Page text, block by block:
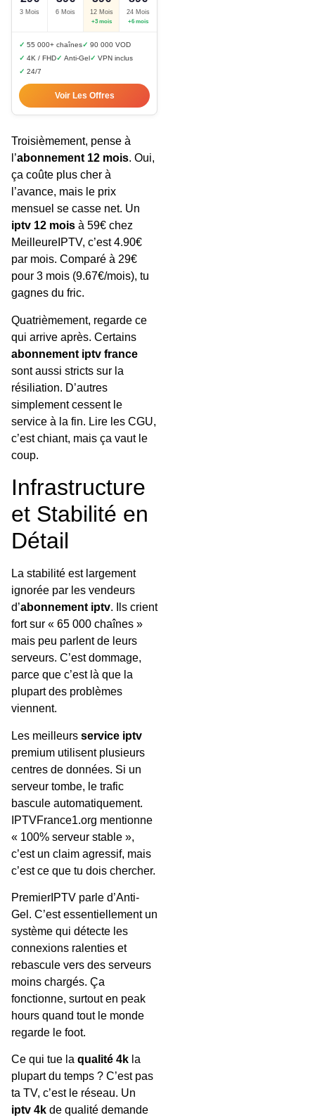
3 Mois 6 Mois 12 Mois
+3 mois
24 Mois
+6 mois
55 000+ chaînes
90 000 VOD
4K / FHD
Anti-Gel
VPN inclus
24/7
Voir Les Offres
Troisièmement, pense à
l’abonnement 12 mois. Oui,
ça coûte plus cher à
l’avance, mais le prix
mensuel se casse net. Un
iptv 12 mois à 59€ chez
MeilleureIPTV, c’est 4.90€
par mois. Comparé à 29€
pour 3 mois (9.67€/mois), tu
gagnes du fric.
Quatrièmement, regarde ce
qui arrive après. Certains
abonnement iptv france
sont aussi stricts sur la
résiliation. D’autres
simplement cessent le
service à la fin. Lire les CGU,
c’est chiant, mais ça vaut le
coup.
Infrastructure
et Stabilité en
Détail
La stabilité est largement
ignorée par les vendeurs
d’abonnement iptv. Ils crient
fort sur « 65 000 chaînes »
mais peu parlent de leurs
serveurs. C’est dommage,
parce que c’est là que la
plupart des problèmes
viennent.
Les meilleurs service iptv
premium utilisent plusieurs
centres de données. Si un
serveur tombe, le trafic
bascule automatiquement.
IPTVFrance1.org mentionne
« 100% serveur stable »,
c’est un claim agressif, mais
c’est ce que tu dois chercher.
PremierIPTV parle d’Anti-
Gel. C’est essentiellement un
système qui détecte les
connexions ralenties et
rebascule vers des serveurs
moins chargés. Ça
fonctionne, surtout en peak
hours quand tout le monde
regarde le foot.
Ce qui tue la qualité 4k la
plupart du temps ? C’est pas
ta TV, c’est le réseau. Un
iptv 4k de qualité demande